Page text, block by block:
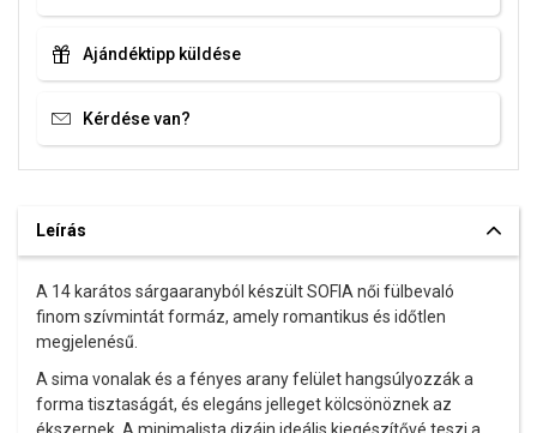
Ajándéktipp küldése
Kérdése van?
Leírás
A 14 karátos sárgaaranyból készült SOFIA női fülbevaló
finom szívmintát formáz, amely romantikus és időtlen
megjelenésű.
A sima vonalak és a fényes arany felület hangsúlyozzák a
forma tisztaságát, és elegáns jelleget kölcsönöznek az